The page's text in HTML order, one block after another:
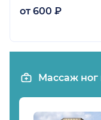
от 600 ₽
Массаж ног